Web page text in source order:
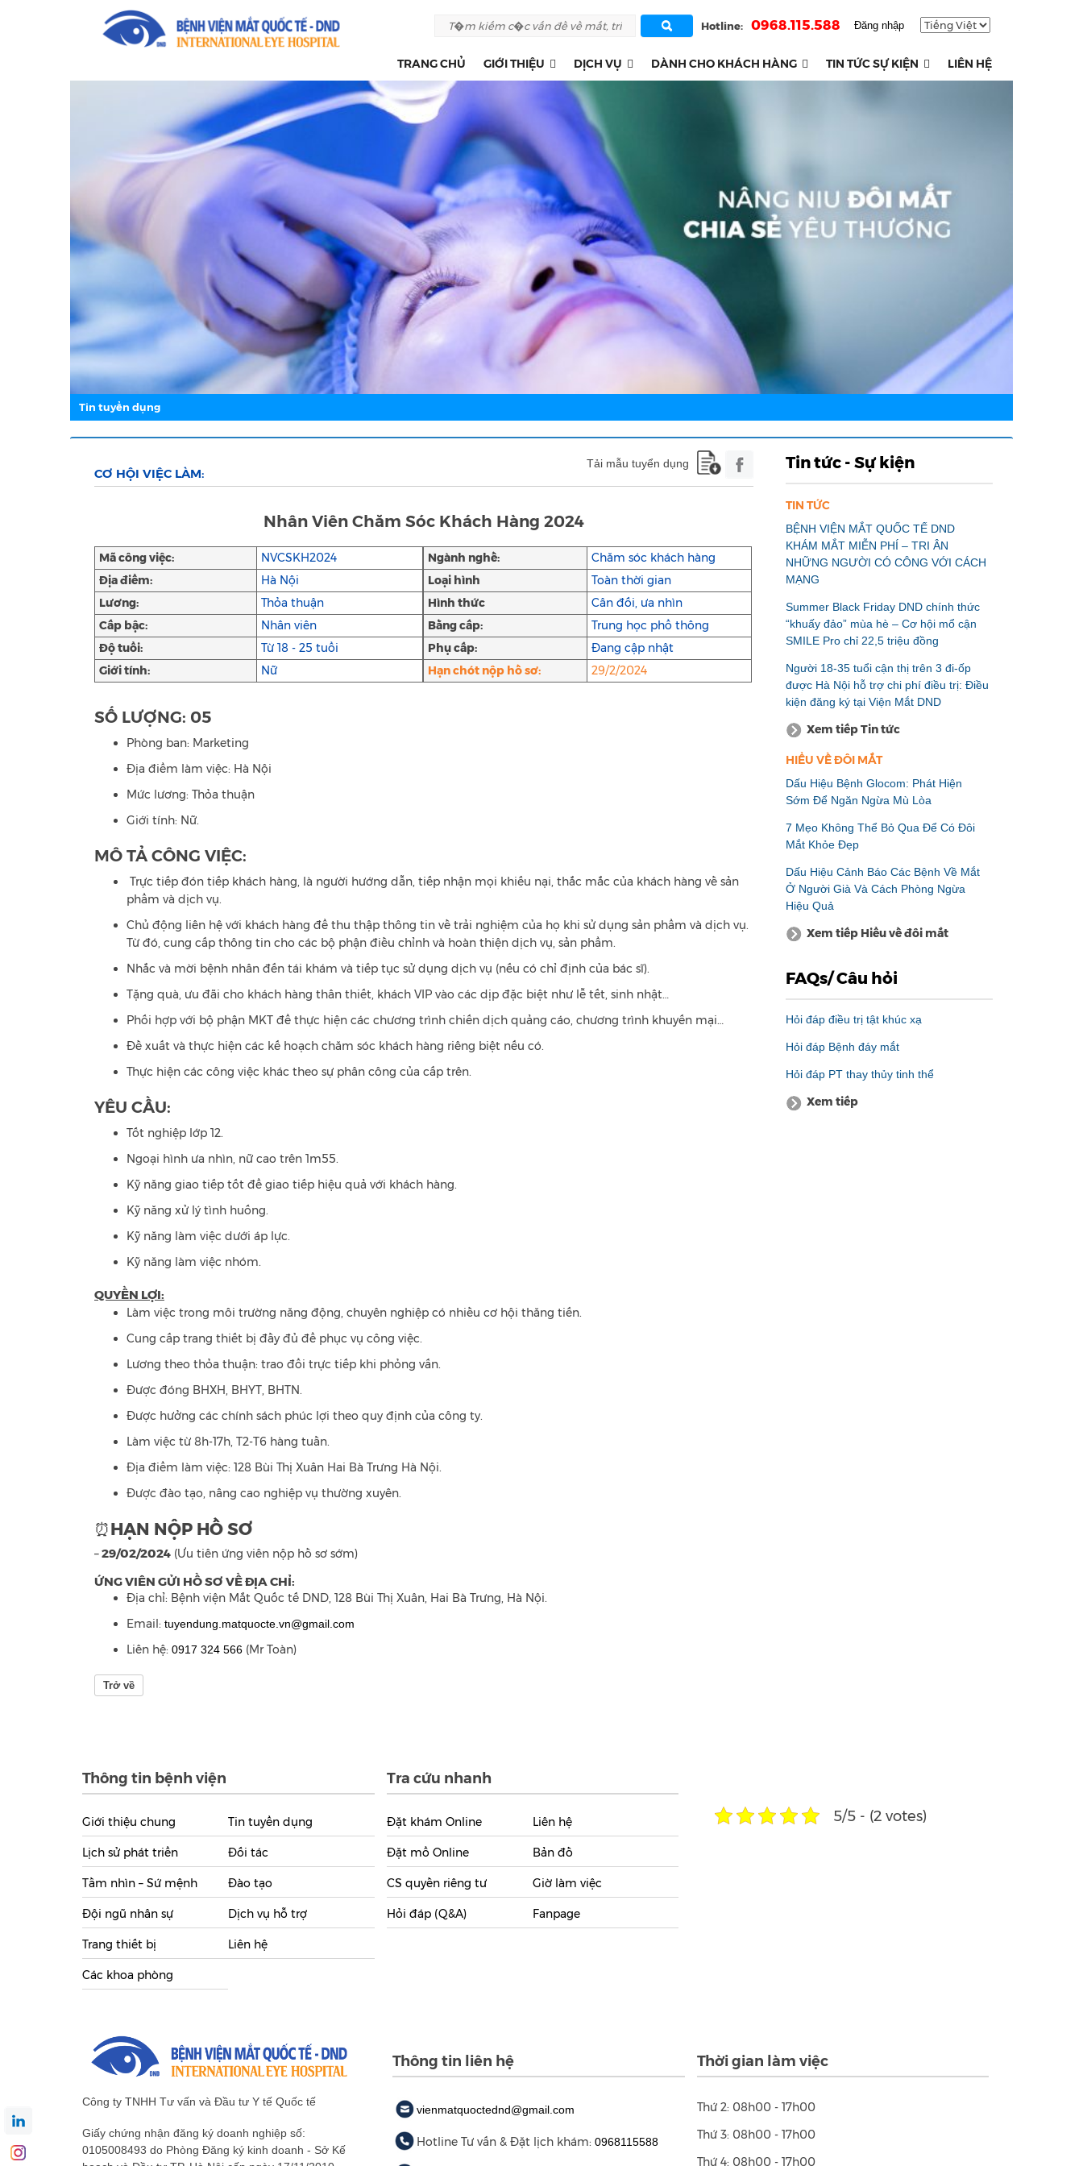
Đăng nhập
Hotline: 0968.115.588
TRANG CHỦ GIỚI THIỆU DỊCH VỤ DÀNH CHO KHÁCH HÀNG TIN TỨC SỰ KIỆN LIÊN HỆ
Tin tuyển dụng
CƠ HỘI VIỆC LÀM:
Tải mẫu tuyển dụng
Nhân Viên Chăm Sóc Khách Hàng 2024
Mã công việc:
NVCSKH2024
Địa điểm:
Hà Nội
Lương:
Thỏa thuận
Cấp bậc:
Nhân viên
Độ tuổi:
Từ 18 - 25 tuổi
Giới tính:
Nữ
Ngành nghề:
Chăm sóc khách hàng
Loại hình
Toàn thời gian
Hình thức
Cân đối, ưa nhìn
Bằng cấp:
Trung học phổ thông
Phụ cấp:
Đang cập nhật
Hạn chót nộp hồ sơ:
29/2/2024
SỐ LƯỢNG: 05
Phòng ban: Marketing
Địa điểm làm việc: Hà Nội
Mức lương: Thỏa thuận
Giới tính: Nữ.
MÔ TẢ CÔNG VIỆC:
Trực tiếp đón tiếp khách hàng, là người hướng dẫn, tiếp nhận mọi khiếu nại, thắc mắc của khách hàng về sản
phẩm và dịch vụ.
Chủ động liên hệ với khách hàng để thu thập thông tin về trải nghiệm của họ khi sử dụng sản phẩm và dịch vụ.
Từ đó, cung cấp thông tin cho các bộ phận điều chỉnh và hoàn thiện dịch vụ, sản phẩm.
Nhắc và mời bệnh nhân đến tái khám và tiếp tục sử dụng dịch vụ (nếu có chỉ định của bác sĩ).
Tặng quà, ưu đãi cho khách hàng thân thiết, khách VIP vào các dịp đặc biệt như lễ tết, sinh nhật…
Phối hợp với bộ phận MKT để thực hiện các chương trình chiến dịch quảng cáo, chương trình khuyến mại…
Đề xuất và thực hiện các kế hoạch chăm sóc khách hàng riêng biệt nếu có.
Thực hiện các công việc khác theo sự phân công của cấp trên.
YÊU CẦU:
Tốt nghiệp lớp 12.
Ngoại hình ưa nhìn, nữ cao trên 1m55.
Kỹ năng giao tiếp tốt để giao tiếp hiệu quả với khách hàng.
Kỹ năng xử lý tình huống.
Kỹ năng làm việc dưới áp lực.
Kỹ năng làm việc nhóm.
QUYỀN LỢI:
Làm việc trong môi trường năng động, chuyên nghiệp có nhiều cơ hội thăng tiến.
Cung cấp trang thiết bị đầy đủ để phục vụ công việc.
Lương theo thỏa thuận: trao đổi trực tiếp khi phỏng vấn.
Được đóng BHXH, BHYT, BHTN.
Được hưởng các chính sách phúc lợi theo quy định của công ty.
Làm việc từ 8h-17h, T2-T6 hàng tuần.
Địa điểm làm việc: 128 Bùi Thị Xuân Hai Bà Trưng Hà Nội.
Được đào tạo, nâng cao nghiệp vụ thường xuyên.
⏰HẠN NỘP HỒ SƠ
–29/02/2024 (Ưu tiên ứng viên nộp hồ sơ sớm)
ỨNG VIÊN GỬI HỒ SƠ VỀ ĐỊA CHỈ:
Địa chỉ: Bệnh viện Mắt Quốc tế DND, 128 Bùi Thị Xuân, Hai Bà Trưng, Hà Nội.
Email: tuyendung.matquocte.vn@gmail.com
Liên hệ: 0917 324 566 (Mr Toàn)
Trở về
Tin tức - Sự kiện
TIN TỨC
BỆNH VIỆN MẮT QUỐC TẾ DND
KHÁM MẮT MIỄN PHÍ – TRI ÂN
NHỮNG NGƯỜI CÓ CÔNG VỚI CÁCH
MẠNG
Summer Black Friday DND chính thức
“khuấy đảo” mùa hè – Cơ hội mổ cận
SMILE Pro chỉ 22,5 triệu đồng
Người 18-35 tuổi cận thị trên 3 đi-ốp
được Hà Nội hỗ trợ chi phí điều trị: Điều
kiện đăng ký tại Viện Mắt DND
Xem tiếp Tin tức
HIỂU VỀ ĐÔI MẮT
Dấu Hiệu Bệnh Glocom: Phát Hiện
Sớm Để Ngăn Ngừa Mù Lòa
7 Mẹo Không Thể Bỏ Qua Để Có Đôi
Mắt Khỏe Đẹp
Dấu Hiệu Cảnh Báo Các Bệnh Về Mắt
Ở Người Già Và Cách Phòng Ngừa
Hiệu Quả
Xem tiếp Hiểu về đôi mắt
FAQs/ Câu hỏi
Hỏi đáp điều trị tật khúc xạ
Hỏi đáp Bệnh đáy mắt
Hỏi đáp PT thay thủy tinh thể
Xem tiếp
Thông tin bệnh viện
Giới thiệu chung
Lịch sử phát triển
Tầm nhìn – Sứ mệnh
Đội ngũ nhân sự
Trang thiết bị
Các khoa phòng
Tin tuyển dụng
Đối tác
Đào tạo
Dịch vụ hỗ trợ
Liên hệ
Tra cứu nhanh
Đặt khám Online
Đặt mổ Online
CS quyền riêng tư
Hỏi đáp (Q&A)
Liên hệ
Bản đồ
Giờ làm việc
Fanpage
5/5 - (2 votes)
Công ty TNHH Tư vấn và Đầu tư Y tế Quốc tế
Giấy chứng nhận đăng ký doanh nghiệp số:
0105008493 do Phòng Đăng ký kinh doanh - Sở Kế
Thông tin liên hệ
vienmatquoctednd@gmail.com
Hotline Tư vấn & Đặt lịch khám: 0968115588
Thời gian làm việc
Thứ 2: 08h00 - 17h00
Thứ 3: 08h00 - 17h00
Thứ 4: 08h00 - 17h00